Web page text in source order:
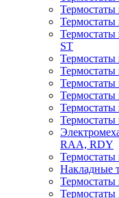
ST
RAA, RDY
Накладные
Термостаты